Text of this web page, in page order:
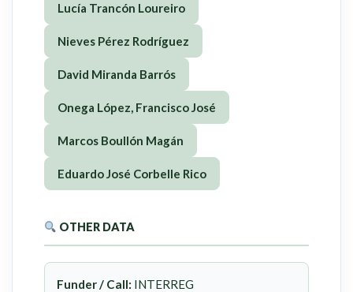
Lucía Trancón Loureiro
Nieves Pérez Rodríguez
David Miranda Barrós
Onega López, Francisco José
Marcos Boullón Magán
Eduardo José Corbelle Rico
OTHER DATA
Funder / Call: INTERREG